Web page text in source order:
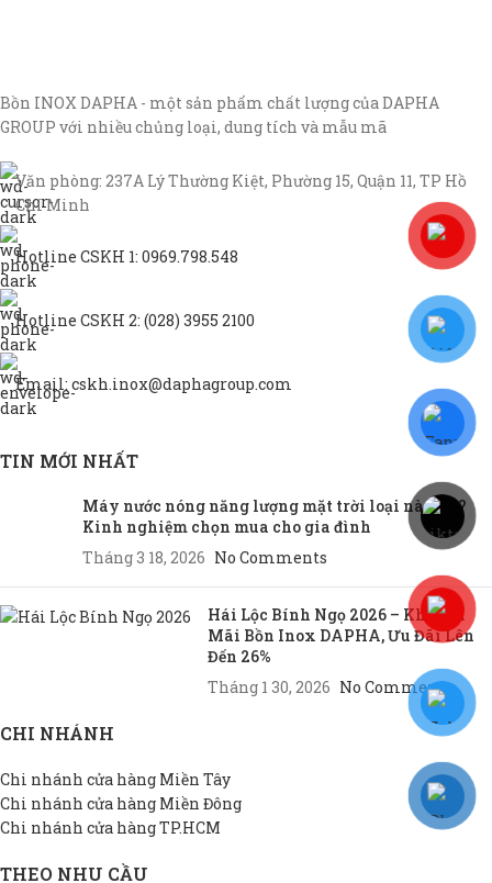
Bồn INOX DAPHA - một sản phẩm chất lượng của DAPHA
GROUP với nhiều chủng loại, dung tích và mẫu mã
Văn phòng: 237A Lý Thường Kiệt, Phường 15, Quận 11, TP Hồ
Chí Minh
Hotline CSKH 1: 0969.798.548
Hotline CSKH 2: (028) 3955 2100
Email: cskh.inox@daphagroup.com
TIN MỚI NHẤT
Máy nước nóng năng lượng mặt trời loại nào tốt?
Kinh nghiệm chọn mua cho gia đình
Tháng 3 18, 2026 No Comments
Hái Lộc Bính Ngọ 2026 – Khuyến
Mãi Bồn Inox DAPHA, Ưu Đãi Lên
Đến 26%
Tháng 1 30, 2026 No Comments
CHI NHÁNH
Chi nhánh cửa hàng Miền Tây
Chi nhánh cửa hàng Miền Đông
Chi nhánh cửa hàng TP.HCM
THEO NHU CẦU